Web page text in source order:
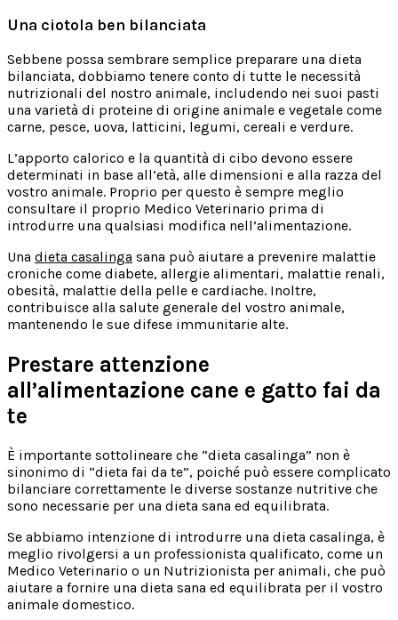
Una ciotola ben bilanciata
Sebbene possa sembrare semplice preparare una dieta
bilanciata, dobbiamo tenere conto di tutte le necessità
nutrizionali del nostro animale, includendo nei suoi pasti
una varietà di proteine di origine animale e vegetale come
carne, pesce, uova, latticini, legumi, cereali e verdure.
L’apporto calorico e la quantità di cibo devono essere
determinati in base all’età, alle dimensioni e alla razza del
vostro animale. Proprio per questo è sempre meglio
consultare il proprio Medico Veterinario prima di
introdurre una qualsiasi modifica nell’alimentazione.
Una dieta casalinga sana può aiutare a prevenire malattie
croniche come diabete, allergie alimentari, malattie renali,
obesità, malattie della pelle e cardiache. Inoltre,
contribuisce alla salute generale del vostro animale,
mantenendo le sue difese immunitarie alte.
Prestare attenzione
all’alimentazione cane e gatto fai da
te
È importante sottolineare che “dieta casalinga” non è
sinonimo di “dieta fai da te”, poiché può essere complicato
bilanciare correttamente le diverse sostanze nutritive che
sono necessarie per una dieta sana ed equilibrata.
Se abbiamo intenzione di introdurre una dieta casalinga, è
meglio rivolgersi a un professionista qualificato, come un
Medico Veterinario o un Nutrizionista per animali, che può
aiutare a fornire una dieta sana ed equilibrata per il vostro
animale domestico.